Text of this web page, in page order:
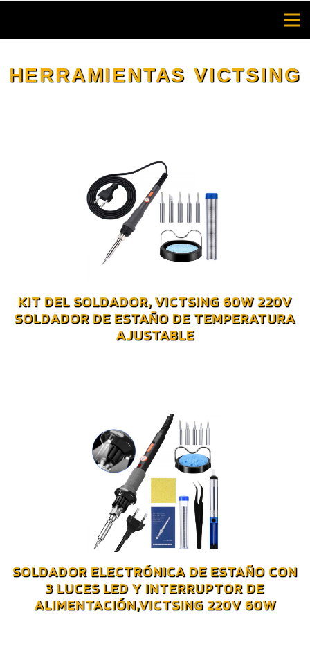
HERRAMIENTAS VICTSING
KIT DEL SOLDADOR, VICTSING 60W 220V
SOLDADOR DE ESTAÑO DE TEMPERATURA
AJUSTABLE
SOLDADOR ELECTRÓNICA DE ESTAÑO CON
3 LUCES LED Y INTERRUPTOR DE
ALIMENTACIÓN,VICTSING 220V 60W